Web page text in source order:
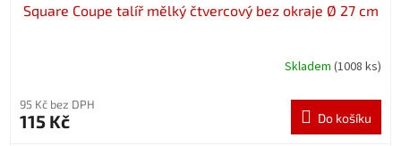
Square Coupe talíř mělký čtvercový bez okraje Ø 27 cm
Skladem (1008 ks)
95 Kč bez DPH
115 Kč Do košíku